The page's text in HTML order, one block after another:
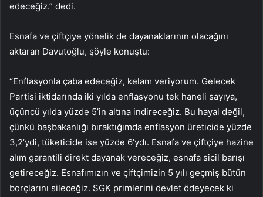
edeceğiz.” dedi.
Esnafa ve çiftçiye yönelik de dayanaklarının olacağını
aktaran Davutoğlu, şöyle konuştu:
“Enflasyonla çaba edeceğiz, kelam veriyorum. Gelecek
Partisi iktidarında iki yılda enflasyonu tek haneli sayıya,
üçüncü yılda yüzde 5’in altına indireceğiz. Bu hayal değil,
çünkü başbakanlığı bıraktığımda enflasyon üreticide yüzde
3,2’ydi, tüketicide ise yüzde 6’ydı. Esnafa ve çiftçiye hazine
alım garantili direkt dayanak vereceğiz, esnafa sicil barışı
getireceğiz. Esnafımızın ve çiftçimizin 5 yılı geçmiş bütün
borçlarını sileceğiz. SGK primlerini devlet ödeyecek ki